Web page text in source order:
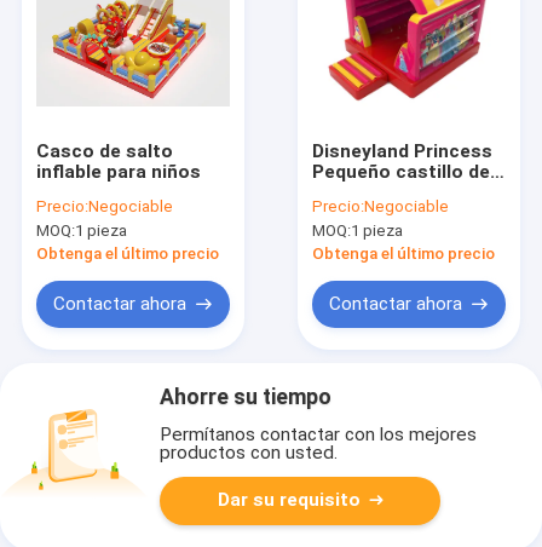
Casco de salto
inflable para niños
Precio:Negociable
MOQ:1 pieza
Obtenga el último precio
Contactar ahora
Disneyland Princess
Pequeño castillo de
niños
Precio:Negociable
MOQ:1 pieza
Obtenga el último precio
Contactar ahora
Ahorre su tiempo
Permítanos contactar con los mejores
productos con usted.
Dar su requisito